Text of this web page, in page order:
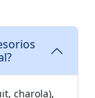
charola),